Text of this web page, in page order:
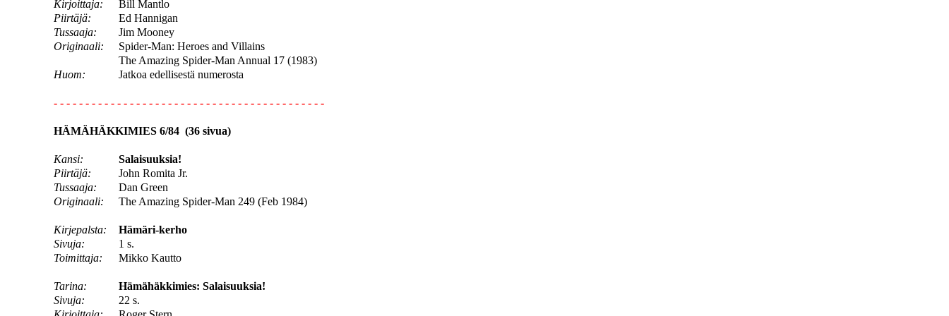
Kirjoittaja:
Bill Mantlo
Piirtäjä:
Ed Hannigan
Tussaaja:
Jim Mooney
Originaali:
Spider-Man: Heroes and Villains
The Amazing Spider-Man Annual 17 (1983)
Huom:
Jatkoa edellisestä numerosta
- - - - - - - - - - - - - - - - - - - - - - - - - - - - - - - - - - - - - - - - - - -
HÄMÄHÄKKIMIES 6/84 (36 sivua)
Kansi:
Salaisuuksia!
Piirtäjä:
John Romita Jr.
Tussaaja:
Dan Green
Originaali:
The Amazing Spider-Man 249 (Feb 1984)
Kirjepalsta:
Hämäri-kerho
Sivuja:
1 s.
Toimittaja:
Mikko Kautto
Tarina:
Hämähäkkimies: Salaisuuksia!
Sivuja:
22 s.